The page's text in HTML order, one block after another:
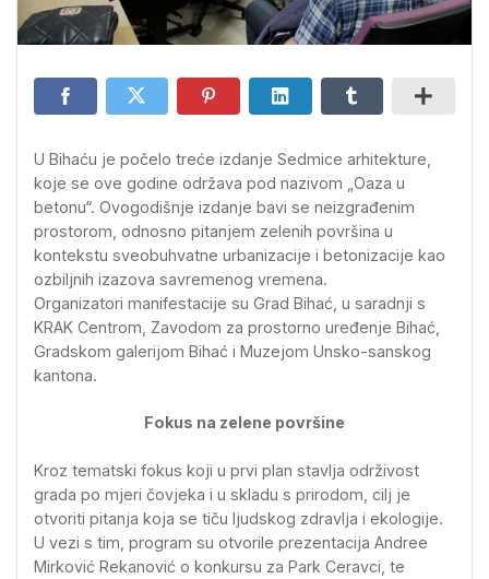
U Bihaću je počelo treće izdanje Sedmice arhitekture,
koje se ove godine održava pod nazivom „Oaza u
betonu“. Ovogodišnje izdanje bavi se neizgrađenim
prostorom, odnosno pitanjem zelenih površina u
kontekstu sveobuhvatne urbanizacije i betonizacije kao
ozbiljnih izazova savremenog vremena.
Organizatori manifestacije su Grad Bihać, u saradnji s
KRAK Centrom, Zavodom za prostorno uređenje Bihać,
Gradskom galerijom Bihać i Muzejom Unsko-sanskog
kantona.
Fokus na zelene površine
Kroz tematski fokus koji u prvi plan stavlja održivost
grada po mjeri čovjeka i u skladu s prirodom, cilj je
otvoriti pitanja koja se tiču ljudskog zdravlja i ekologije.
U vezi s tim, program su otvorile prezentacija Andree
Mirković Rekanović o konkursu za Park Ceravci, te